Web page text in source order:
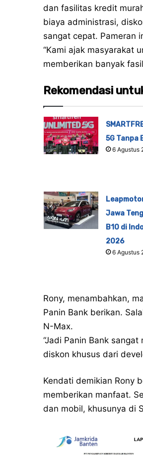
dan fasilitas kredit
biaya administrasi,
sangat cepat. Pameran
“Kami ajak masyarakat
memberikan banyak
Rekomendasi
5G Tanpa
6 Agustus
Jawa
B10 di
2026
6 Agustus
Rony, menambahkan,
Panin Bank berikan.
N-Max.
“Jadi Panin Bank
diskon khusus dari
Kendati demikian Rony
memberikan manfaat.
dan mobil, khusunya di